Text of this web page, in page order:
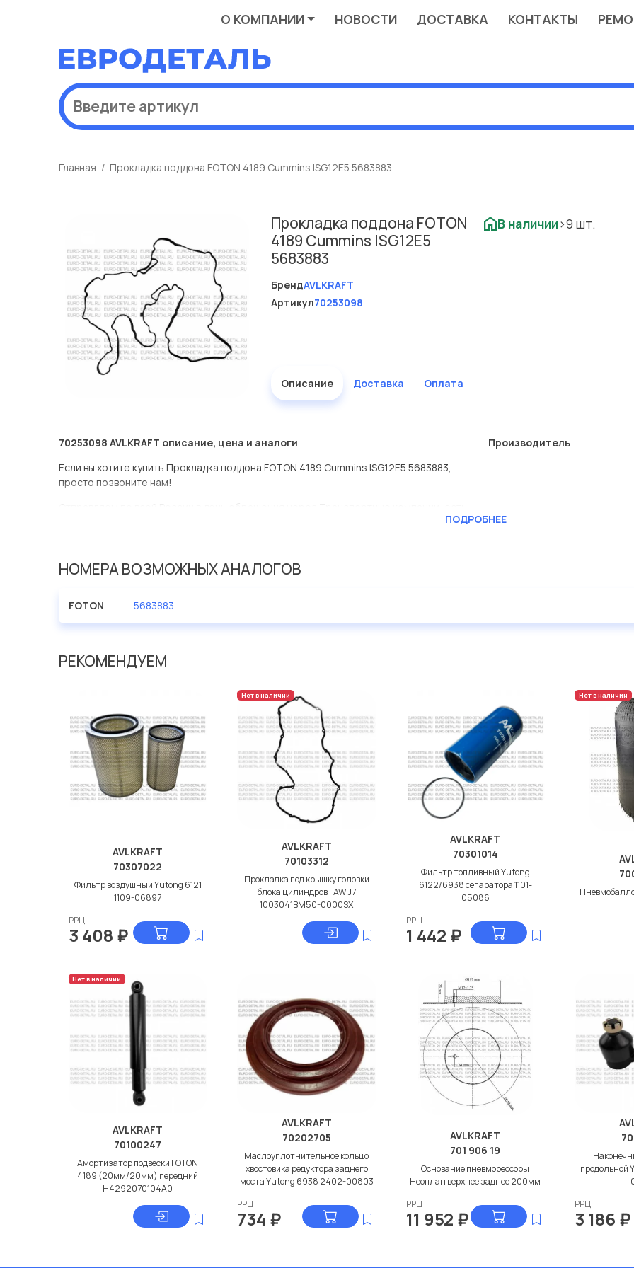
О КОМПАНИИ НОВОСТИ ДОСТАВКА КОНТАКТЫ
Главная Прокладка поддона FOTON 4189 Cummins ISG12E5 5683883
Прокладка поддона FOTON
4189 Cummins ISG12E5
5683883
БрендAVLKRAFT
Артикул70253098
В наличии>9 шт.
Описание Доставка Оплата
70253098 AVLKRAFT описание, цена и аналоги
Если вы хотите купить Прокладка поддона FOTON 4189 Cummins ISG12E5 5683883,
просто позвоните нам!
У данной детали есть аналоги с номерами, убедитесь сами.
Евродеталь представлены в большом ассортименте.
Производитель
ПОДРОБНЕЕ
НОМЕРА ВОЗМОЖНЫХ АНАЛОГОВ
FOTON 5683883
РЕКОМЕНДУЕМ
AVLKRAFT
70307022
Фильтр воздушный Yutong 6121
1109-06897
РРЦ
3 408 ₽
Нет в наличии
AVLKRAFT
70103312
Прокладка под крышку головки
блока цилиндров FAW J7
1003041BM50-0000SX
AVLKRAFT
70301014
Фильтр топливный Yutong
6122/6938 сепаратора 1101-
05086
РРЦ
1 442 ₽
Нет в наличии
Нет в наличии
AVLKRAFT
70100247
Амортизатор подвески FOTON
4189 (20мм/20мм) передний
H4292070104A0
AVLKRAFT
70202705
Маслоуплотнительное кольцо
хвостовика редуктора заднего
моста Yutong 6938 2402-00803
РРЦ
734 ₽
AVLKRAFT
701 906 19
Основание пневморессоры
Неоплан верхнее заднее 200мм
РРЦ
11 952 ₽
продольной
РРЦ
3 186 ₽